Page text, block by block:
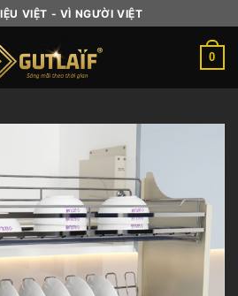
VIỆT - VÌ NGƯỜI VIỆT
0